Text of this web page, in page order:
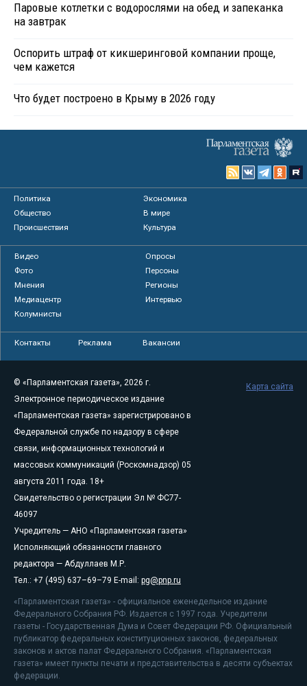
Паровые котлетки с водорослями на обед и запеканка
на завтрак
Оспорить штраф от кикшеринговой компании проще,
чем кажется
Что будет построено в Крыму в 2026 году
Политика
Экономика
Общество
В мире
Происшествия
Культура
Видео
Опросы
Фото
Персоны
Мнения
Регионы
Медиацентр
Интервью
Колумнисты
Контакты Реклама Вакансии
© «Парламентская газета», 2026 г.
Электронное периодическое издание
«Парламентская газета» зарегистрировано в
Федеральной службе по надзору в сфере
связи, информационных технологий и
массовых коммуникаций (Роскомнадзор) 05
августа 2011 года. 18+
Свидетельство о регистрации Эл № ФС77-
46097
Учредитель — АНО «Парламентская газета»
Исполняющий обязанности главного
редактора — Абдуллаев М.Р.
Тел.: +7 (495) 637–69–79 E-mail: pg@pnp.ru
«Парламентская газета» - официальное еженедельное издание
Федерального Собрания РФ. Издается с 1997 года. Учредители
газеты - Государственная Дума и Совет Федерации РФ. Официальный
публикатор федеральных конституционных законов, федеральных
законов и актов палат Федерального Собрания. «Парламентская
газета» имеет пункты печати и представительства в десяти субъектах
федерации.
Карта сайта